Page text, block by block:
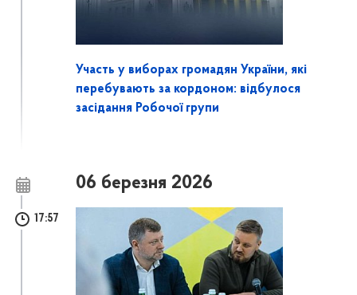
Участь у виборах громадян України, які
перебувають за кордоном: відбулося
засідання Робочої групи
06 березня 2026
17:57